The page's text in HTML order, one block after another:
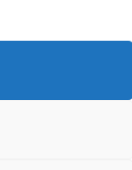
Griechenland